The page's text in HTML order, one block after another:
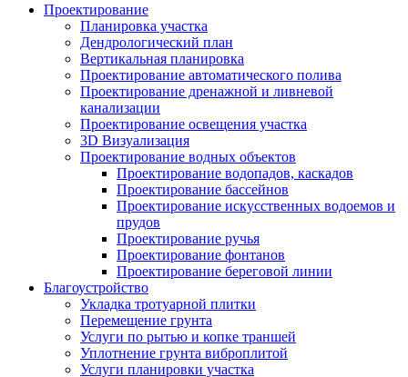
Проектирование
Планировка участка
Дендрологический план
Вертикальная планировка
Проектирование автоматического полива
Проектирование дренажной и ливневой
канализации
Проектирование освещения участка
3D Визуализация
Проектирование водных объектов
Проектирование водопадов, каскадов
Проектирование бассейнов
Проектирование искусственных водоемов и
прудов
Проектирование ручья
Проектирование фонтанов
Проектирование береговой линии
Благоустройство
Укладка тротуарной плитки
Перемещение грунта
Услуги по рытью и копке траншей
Уплотнение грунта виброплитой
Услуги планировки участка